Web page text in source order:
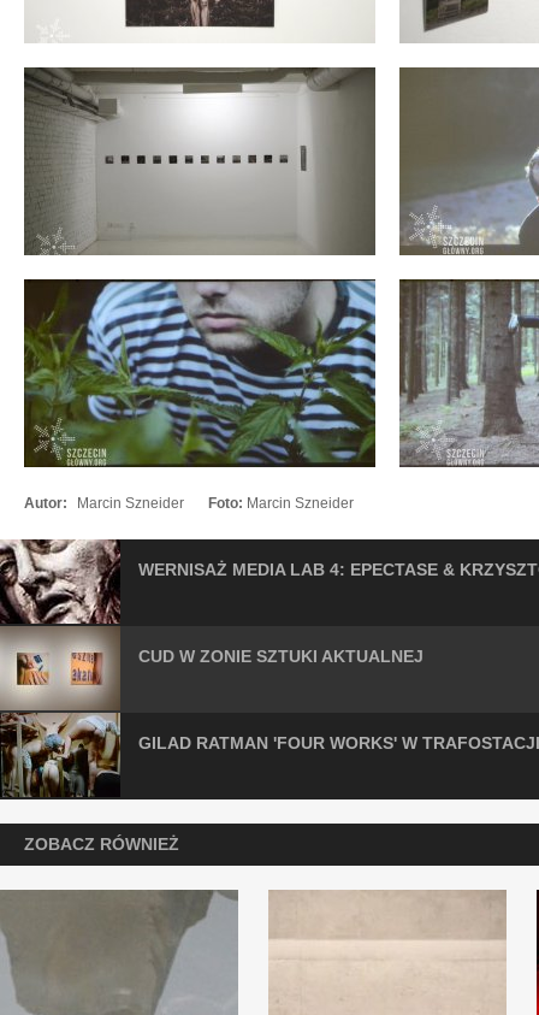
Autor: Marcin Szneider Foto: Marcin Szneider
WERNISAŻ MEDIA LAB 4: EPECTASE &
CUD W ZONIE SZTUKI AKTUALNEJ
GILAD RATMAN 'FOUR WORKS' W
ZOBACZ RÓWNIEŻ